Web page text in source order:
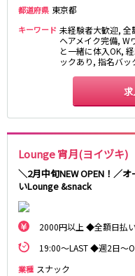
都道府県 東京都
キーワード 未経験者大歓迎, 全
ヘアメイク完備, W
と一緒に体入OK,
ックあり, 指名バ
Lounge 宵月(ヨイヅキ)
＼2月中旬NEW OPEN！／
いLounge &snack
2000円以上 ◆全額日払
19:00～LAST ◆週2日～
業種 スナック
市原・木更津・君津
八千代台・勝田台
栃木県
宇都宮
土浦
つくば
茨城県南
品川駅
駒込駅
高田馬場駅
西日暮里駅
東京メトロ丸ノ内線
池袋駅
新宿駅
淡路町駅
四谷三丁目駅